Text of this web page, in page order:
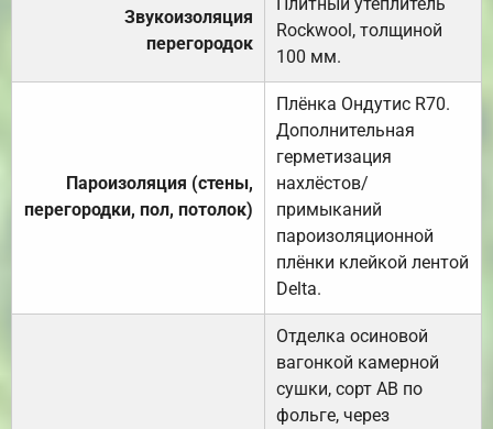
Звукоизоляция
перегородок
Rockwool, толщиной
100 мм.
Пароизоляция (стены,
перегородки, пол, потолок)
Плёнка Ондутис R70.
Дополнительная
герметизация
нахлёстов/
примыканий
пароизоляционной
плёнки клейкой лентой
Delta.
Отделка осиновой
вагонкой камерной
сушки, сорт АВ по
фольге, через